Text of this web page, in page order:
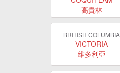
高貴林
BRITISH COLUMBIA
VICTORIA
維多利亞